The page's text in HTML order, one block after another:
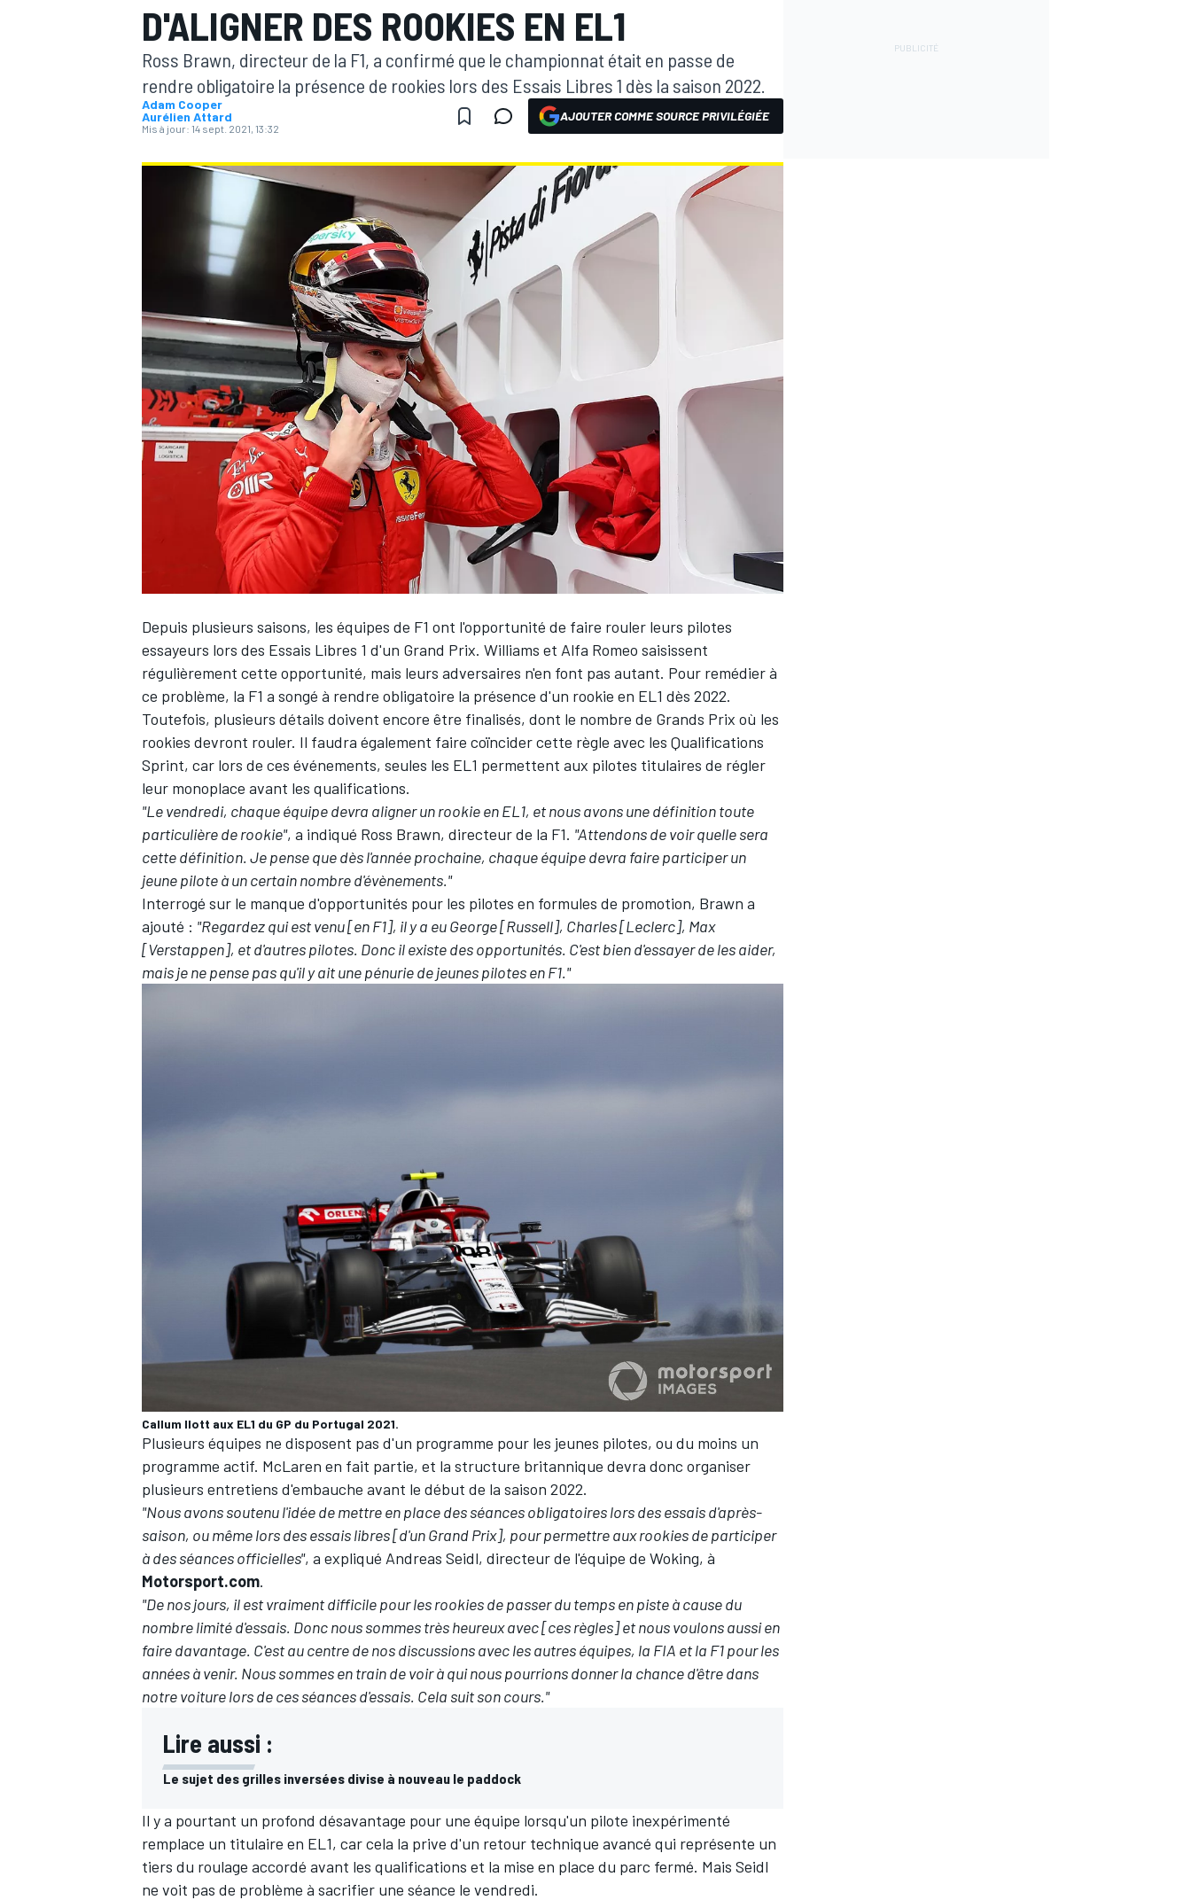
MOTOGP
WRC
WEC
AUTRES CHAMPIONNATS
D'ALIGNER DES ROOKIES EN EL1
Ross Brawn, directeur de la F1, a confirmé que le championnat était en passe de
rendre obligatoire la présence de rookies lors des Essais Libres 1 dès la saison 2022.
Adam Cooper
Aurélien Attard
Mis à jour: 14 sept. 2021, 13:32
AJOUTER COMME SOURCE PRIVILÉGIÉE
Depuis plusieurs saisons, les équipes de F1 ont l'opportunité de faire rouler leurs pilotes
essayeurs lors des Essais Libres 1 d'un Grand Prix. Williams et Alfa Romeo saisissent
régulièrement cette opportunité, mais leurs adversaires n'en font pas autant. Pour remédier à
ce problème, la F1 a songé à rendre obligatoire la présence d'un rookie en EL1 dès 2022.
Toutefois, plusieurs détails doivent encore être finalisés, dont le nombre de Grands Prix où les
rookies devront rouler. Il faudra également faire coïncider cette règle avec les Qualifications
Sprint, car lors de ces événements, seules les EL1 permettent aux pilotes titulaires de régler
leur monoplace avant les qualifications.
"Le vendredi, chaque équipe devra aligner un rookie en EL1, et nous avons une définition toute
particulière de rookie", a indiqué Ross Brawn, directeur de la F1. "Attendons de voir quelle sera
cette définition. Je pense que dès l'année prochaine, chaque équipe devra faire participer un
jeune pilote à un certain nombre d'évènements."
Interrogé sur le manque d'opportunités pour les pilotes en formules de promotion, Brawn a
ajouté : "Regardez qui est venu [en F1], il y a eu George [Russell], Charles [Leclerc], Max
[Verstappen], et d'autres pilotes. Donc il existe des opportunités. C'est bien d'essayer de les aider,
mais je ne pense pas qu'il y ait une pénurie de jeunes pilotes en F1."
Callum Ilott aux EL1 du GP du Portugal 2021.
Plusieurs équipes ne disposent pas d'un programme pour les jeunes pilotes, ou du moins un
programme actif. McLaren en fait partie, et la structure britannique devra donc organiser
plusieurs entretiens d'embauche avant le début de la saison 2022.
"Nous avons soutenu l'idée de mettre en place des séances obligatoires lors des essais d'après-
saison, ou même lors des essais libres [d'un Grand Prix], pour permettre aux rookies de participer
à des séances officielles", a expliqué Andreas Seidl, directeur de l'équipe de Woking, à
Motorsport.com.
"De nos jours, il est vraiment difficile pour les rookies de passer du temps en piste à cause du
nombre limité d'essais. Donc nous sommes très heureux avec [ces règles] et nous voulons aussi en
faire davantage. C'est au centre de nos discussions avec les autres équipes, la FIA et la F1 pour les
années à venir. Nous sommes en train de voir à qui nous pourrions donner la chance d'être dans
notre voiture lors de ces séances d'essais. Cela suit son cours."
Lire aussi :
Le sujet des grilles inversées divise à nouveau le paddock
Il y a pourtant un profond désavantage pour une équipe lorsqu'un pilote inexpérimenté
remplace un titulaire en EL1, car cela la prive d'un retour technique avancé qui représente un
tiers du roulage accordé avant les qualifications et la mise en place du parc fermé. Mais Seidl
ne voit pas de problème à sacrifier une séance le vendredi.